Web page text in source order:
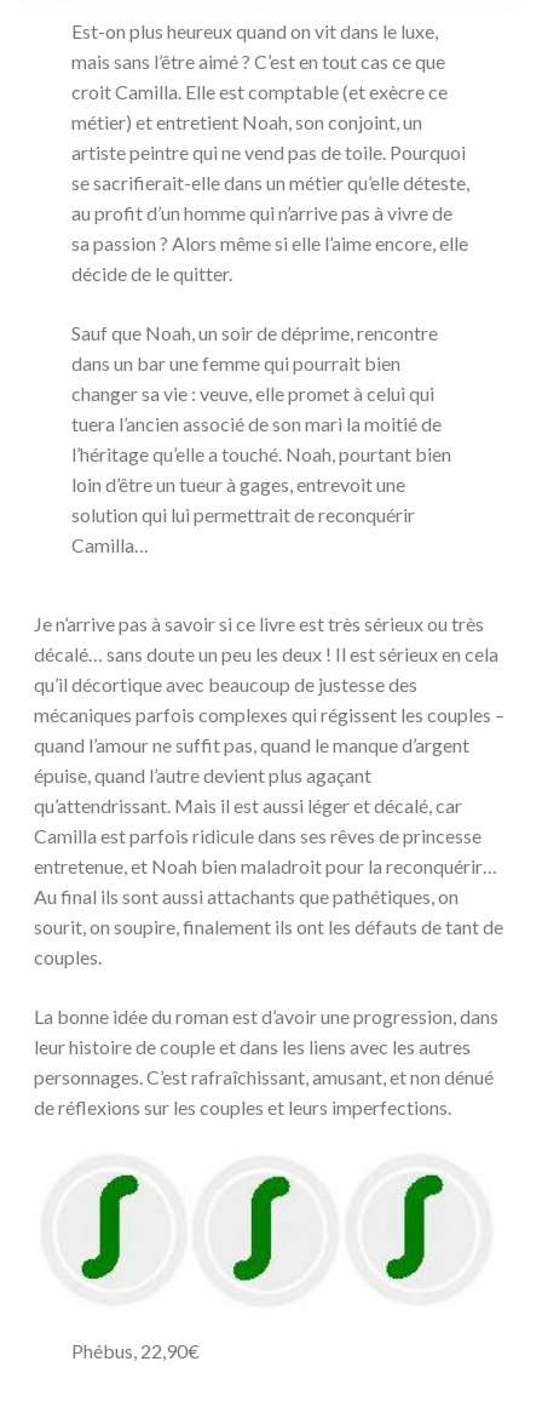
Est-on plus heureux quand on vit dans le luxe,
mais sans l’être aimé ? C’est en tout cas ce que
croit Camilla. Elle est comptable (et exècre ce
métier) et entretient Noah, son conjoint, un
artiste peintre qui ne vend pas de toile. Pourquoi
se sacrifierait-elle dans un métier qu’elle déteste,
au profit d’un homme qui n’arrive pas à vivre de
sa passion ? Alors même si elle l’aime encore, elle
décide de le quitter.
Sauf que Noah, un soir de déprime, rencontre
dans un bar une femme qui pourrait bien
changer sa vie : veuve, elle promet à celui qui
tuera l’ancien associé de son mari la moitié de
l’héritage qu’elle a touché. Noah, pourtant bien
loin d’être un tueur à gages, entrevoit une
solution qui lui permettrait de reconquérir
Camilla…
Je n’arrive pas à savoir si ce livre est très sérieux ou très
décalé… sans doute un peu les deux ! Il est sérieux en cela
qu’il décortique avec beaucoup de justesse des
mécaniques parfois complexes qui régissent les couples –
quand l’amour ne suffit pas, quand le manque d’argent
épuise, quand l’autre devient plus agaçant
qu’attendrissant. Mais il est aussi léger et décalé, car
Camilla est parfois ridicule dans ses rêves de princesse
entretenue, et Noah bien maladroit pour la reconquérir…
Au final ils sont aussi attachants que pathétiques, on
sourit, on soupire, finalement ils ont les défauts de tant de
couples.
La bonne idée du roman est d’avoir une progression, dans
leur histoire de couple et dans les liens avec les autres
personnages. C’est rafraîchissant, amusant, et non dénué
de réflexions sur les couples et leurs imperfections.
Phébus, 22,90€